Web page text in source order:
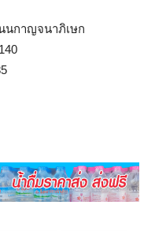
นกาญจนาภิเษก